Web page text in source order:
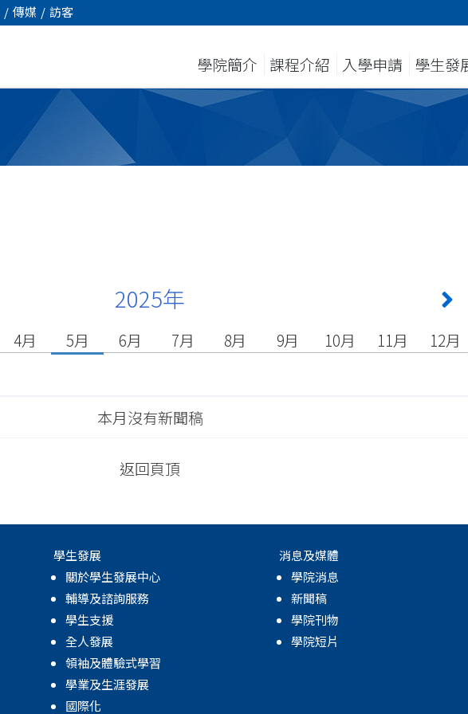
/ 傳媒 / 訪客
學院簡介 課程介紹 入學申請 學生發
2025年
4月 5月 6月 7月 8月 9月 10月 11月
12月
本月沒有新聞稿
返回頁頂
學生發展
關於學生發展中心
輔導及諮詢服務
學生支援
全人發展
領袖及體驗式學習
學業及生涯發展
國際化
消息及媒體
學院消息
新聞稿
學院刊物
學院短片